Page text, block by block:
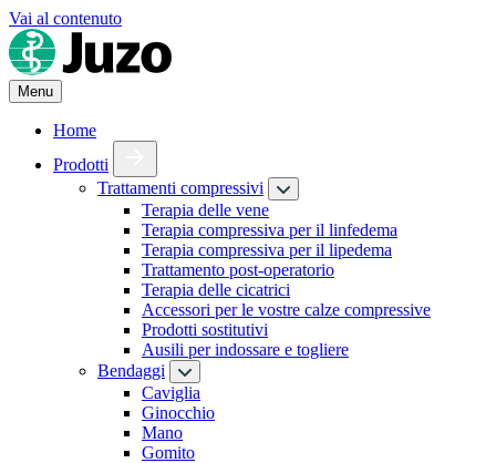
Vai al contenuto
Menu
Home
Prodotti
Trattamenti compressivi
Terapia delle vene
Terapia compressiva per il linfedema
Terapia compressiva per il lipedema
Trattamento post-operatorio
Terapia delle cicatrici
Accessori per le vostre calze compressive
Prodotti sostitutivi
Ausili per indossare e togliere
Bendaggi
Caviglia
Ginocchio
Mano
Gomito